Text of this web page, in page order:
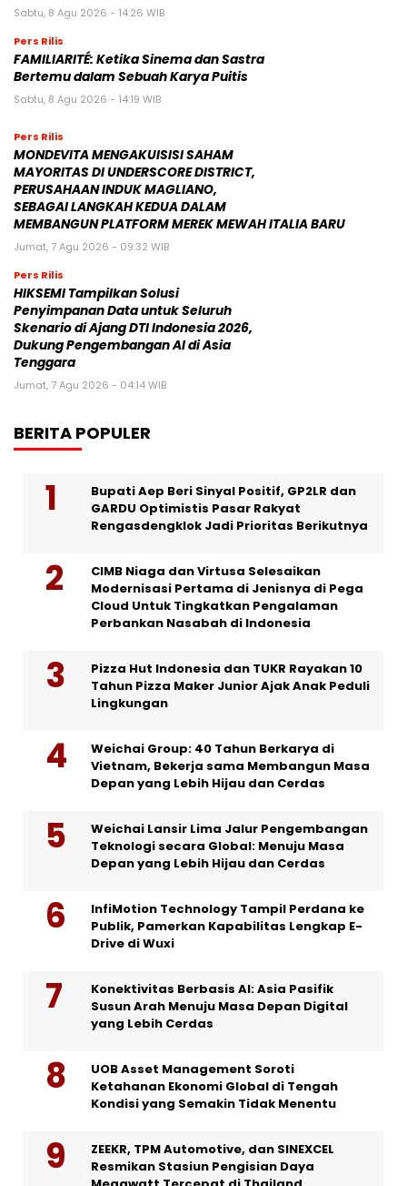
Sabtu, 8 Agu 2026 - 14:26 WIB
Pers Rilis
FAMILIARITÉ: Ketika Sinema dan Sastra
Bertemu dalam Sebuah Karya Puitis
Sabtu, 8 Agu 2026 - 14:19 WIB
Pers Rilis
MONDEVITA MENGAKUISISI SAHAM
MAYORITAS DI UNDERSCORE DISTRICT,
PERUSAHAAN INDUK MAGLIANO,
SEBAGAI LANGKAH KEDUA DALAM
MEMBANGUN PLATFORM MEREK MEWAH ITALIA BARU
Jumat, 7 Agu 2026 - 09:32 WIB
Pers Rilis
HIKSEMI Tampilkan Solusi
Penyimpanan Data untuk Seluruh
Skenario di Ajang DTI Indonesia 2026,
Dukung Pengembangan AI di Asia
Tenggara
Jumat, 7 Agu 2026 - 04:14 WIB
BERITA POPULER
Bupati Aep Beri Sinyal Positif, GP2LR dan
GARDU Optimistis Pasar Rakyat
Rengasdengklok Jadi Prioritas Berikutnya
CIMB Niaga dan Virtusa Selesaikan
Modernisasi Pertama di Jenisnya di Pega
Cloud Untuk Tingkatkan Pengalaman
Perbankan Nasabah di Indonesia
Pizza Hut Indonesia dan TUKR Rayakan 10
Tahun Pizza Maker Junior Ajak Anak Peduli
Lingkungan
Weichai Group: 40 Tahun Berkarya di
Vietnam, Bekerja sama Membangun Masa
Depan yang Lebih Hijau dan Cerdas
Weichai Lansir Lima Jalur Pengembangan
Teknologi secara Global: Menuju Masa
Depan yang Lebih Hijau dan Cerdas
InfiMotion Technology Tampil Perdana ke
Publik, Pamerkan Kapabilitas Lengkap E-
Drive di Wuxi
Konektivitas Berbasis AI: Asia Pasifik
Susun Arah Menuju Masa Depan Digital
yang Lebih Cerdas
UOB Asset Management Soroti
Ketahanan Ekonomi Global di Tengah
Kondisi yang Semakin Tidak Menentu
ZEEKR, TPM Automotive, dan SINEXCEL
Resmikan Stasiun Pengisian Daya